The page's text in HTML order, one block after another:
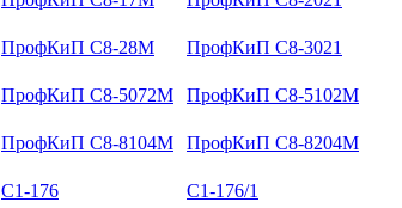
ПрофКиП С8-28М
ПрофКиП С8-3021
ПрофКиП С8-5072М
ПрофКиП С8-5102М
ПрофКиП С8-8104М
ПрофКиП С8-8204М
С1-176
С1-176/1